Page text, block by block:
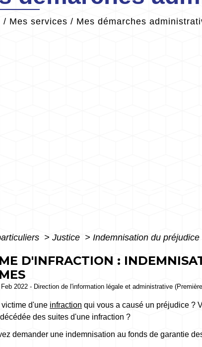
/ Mes services / Mes démarches
> Justice > Indemnisation du préjudice
D'INFRACTION :
2022 - Direction de l'information légale et administrative
d'une infraction qui vous a causé un préjudice ?
des suites d'une infraction ?
demander une indemnisation au fonds de garantie